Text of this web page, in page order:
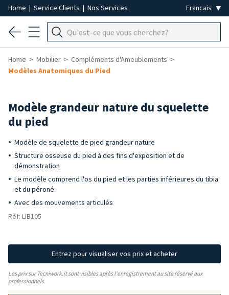
Home | Service Clients | Nos Services
Home Mobilier
Compléments d'Ameublements
Modèles Anatomiques du Pied
Modèle grandeur nature du squelette
du pied
Modèle de squelette de pied grandeur nature
Structure osseuse du pied à des fins d'exposition et de
démonstration
Le modèle comprend l'os du pied et les parties inférieures du tibia
et du péroné.
Avec des mouvements articulés
Réf: LIB105
Entrez pour visualiser vos prix et acheter
Les prix sur Tecniwork.it sont visibles après l'enregistrement au site réservé aux
professionnels.